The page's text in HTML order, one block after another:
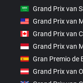
Grand Prix van
Grand Prix van
Grand Prix van
Grand Prix van
Gran Premio de
Grand Prix van